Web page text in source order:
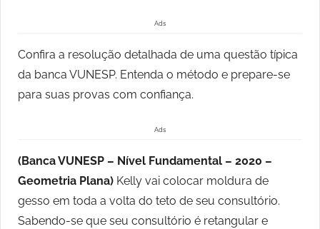
Ads
Confira a resolução detalhada de uma questão típica
da banca VUNESP. Entenda o método e prepare-se
para suas provas com confiança.
Ads
(Banca VUNESP – Nível Fundamental – 2020 –
Geometria Plana) Kelly vai colocar moldura de
gesso em toda a volta do teto de seu consultório.
Sabendo-se que seu consultório é retangular e